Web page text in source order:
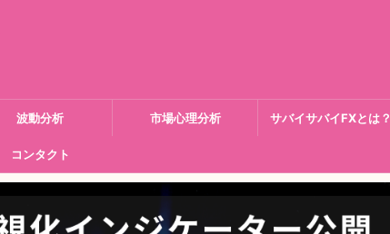
波動分析 市場心理分析 サバイサバイFXとは？
コンタクト